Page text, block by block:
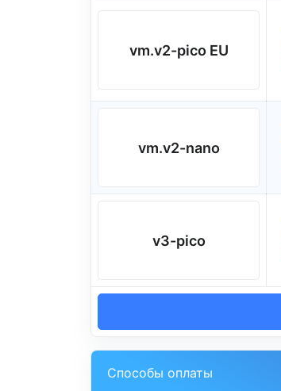
vm.v2-pico EU
vm.v2-nano
v3-pico
Способы оплаты